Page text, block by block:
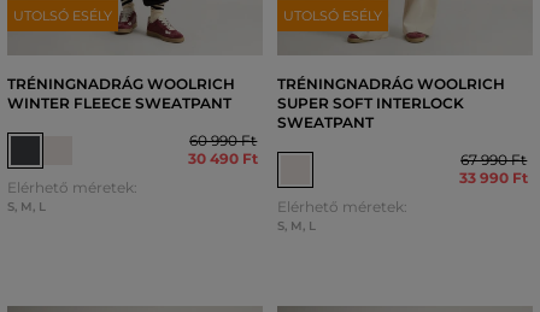
UTOLSÓ ESÉLY
TRÉNINGNADRÁG WOOLRICH
WINTER FLEECE SWEATPANT
60 990 Ft
30 490 Ft
Elérhető méretek:
S, M, L
UTOLSÓ ESÉLY
TRÉNINGNADRÁG WOOLRICH
SUPER SOFT INTERLOCK
SWEATPANT
67 990 Ft
33 990 Ft
Elérhető méretek:
S, M, L